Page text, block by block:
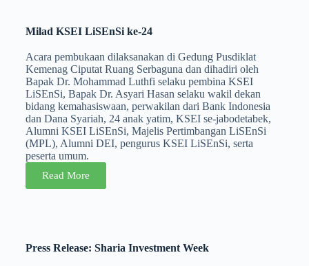
Milad KSEI LiSEnSi ke-24
Acara pembukaan dilaksanakan di Gedung Pusdiklat
Kemenag Ciputat Ruang Serbaguna dan dihadiri oleh
Bapak Dr. Mohammad Luthfi selaku pembina KSEI
LiSEnSi, Bapak Dr. Asyari Hasan selaku wakil dekan
bidang kemahasiswaan, perwakilan dari Bank Indonesia
dan Dana Syariah, 24 anak yatim, KSEI se-jabodetabek,
Alumni KSEI LiSEnSi, Majelis Pertimbangan LiSEnSi
(MPL), Alumni DEI, pengurus KSEI LiSEnSi, serta
peserta umum.
Read More
Press Release: Sharia Investment Week